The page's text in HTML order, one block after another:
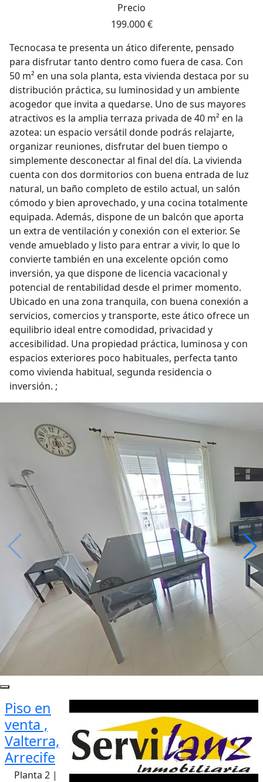
Precio
199.000 €
Tecnocasa te presenta un ático diferente, pensado
para disfrutar tanto dentro como fuera de casa. Con
50 m² en una sola planta, esta vivienda destaca por su
distribución práctica, su luminosidad y un ambiente
acogedor que invita a quedarse. Uno de sus mayores
atractivos es la amplia terraza privada de 40 m² en la
azotea: un espacio versátil donde podrás relajarte,
organizar reuniones, disfrutar del buen tiempo o
simplemente desconectar al final del día. La vivienda
cuenta con dos dormitorios con buena entrada de luz
natural, un baño completo de estilo actual, un salón
cómodo y bien aprovechado, y una cocina totalmente
equipada. Además, dispone de un balcón que aporta
un extra de ventilación y conexión con el exterior. Se
vende amueblado y listo para entrar a vivir, lo que lo
convierte también en una excelente opción como
inversión, ya que dispone de licencia vacacional y
potencial de rentabilidad desde el primer momento.
Ubicado en una zona tranquila, con buena conexión a
servicios, comercios y transporte, este ático ofrece un
equilibrio ideal entre comodidad, privacidad y
accesibilidad. Una propiedad práctica, luminosa y con
espacios exteriores poco habituales, perfecta tanto
como vivienda habitual, segunda residencia o
inversión. ;
Piso en
venta ,
Valterra,
Arrecife
Planta 2 |